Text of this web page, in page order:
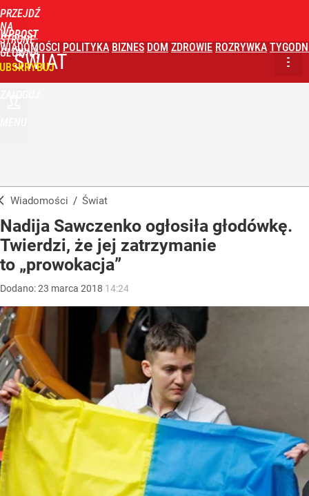
PRZEJDŹ
NA
STRONĘ
GŁÓWNĄ
WPROST
WIADOMOŚCI POLITYKA BIZNES DOM ZDROWIE ROZRYWKA
ŚWIAT
Wiadomości / Świat
Nadija Sawczenko ogłosiła głodówkę.
Twierdzi, że jej zatrzymanie
to „prowokacja”
Dodano:23 marca 2018 14:24